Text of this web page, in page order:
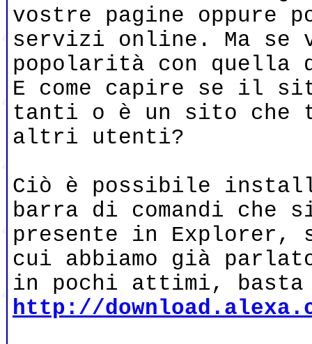
vostre pagine
servizi online. Ma se
popolarità con quella
E come capire se il
tanti o è un sito che
altri utenti?
Ciò è possibile
barra di comandi che
presente in Explorer,
cui abbiamo già
in pochi attimi, basta
http://